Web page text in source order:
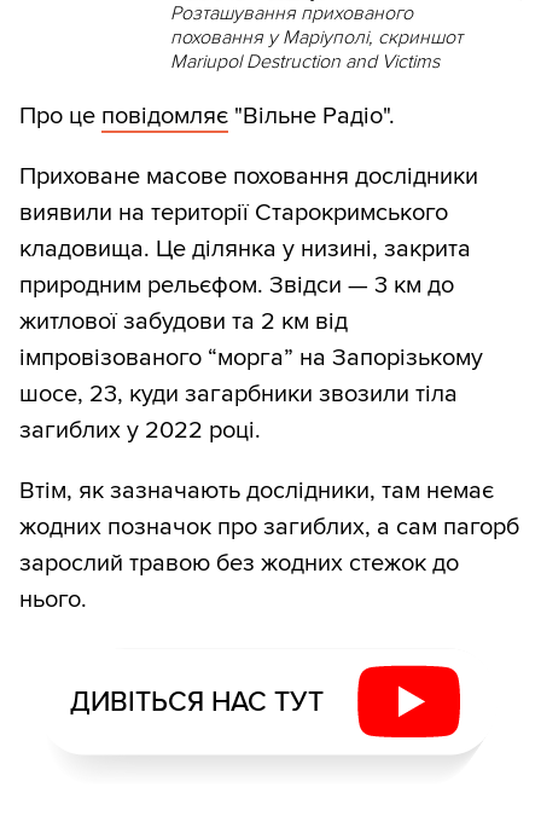
Розташування прихованого
поховання у Маріуполі, скриншот
Mariupol Destruction and Victims
Про це повідомляє "Вільне Радіо".
Приховане масове поховання дослідники
виявили на території Старокримського
кладовища. Це ділянка у низині, закрита
природним рельєфом. Звідси — 3 км до
житлової забудови та 2 км від
імпровізованого “морга” на Запорізькому
шосе, 23, куди загарбники звозили тіла
загиблих у 2022 році.
Втім, як зазначають дослідники, там немає
жодних позначок про загиблих, а сам пагорб
зарослий травою без жодних стежок до
нього.
ДИВІТЬСЯ НАС ТУТ